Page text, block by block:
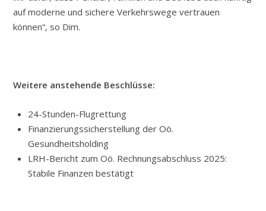
auf moderne und sichere Verkehrswege vertrauen
können“, so Dim.
Weitere anstehende Beschlüsse:
24-Stunden-Flugrettung
Finanzierungssicherstellung der Oö.
Gesundheitsholding
LRH-Bericht zum Oö. Rechnungsabschluss 2025:
Stabile Finanzen bestätigt